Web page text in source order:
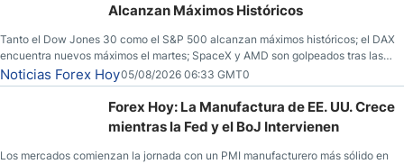
Alcanzan Máximos Históricos
Tanto el Dow Jones 30 como el S&P 500 alcanzan máximos históricos; el DAX
encuentra nuevos máximos el martes; SpaceX y AMD son golpeados tras las
llamadas de ganancias; el petróleo crudo cae por debajo de los $80 con nuevas
esperanzas; el dólar estadounidense continúa intentando estabilizarse frente al
yen; el peso mexicano ve un repunte a medida que las tasas caen en EE. UU.
Noticias Forex Hoy05/08/2026 06:33 GMT0
Forex Hoy: La Manufactura de EE. UU. Crece
mientras la Fed y el BoJ Intervienen
Los mercados comienzan la jornada con un PMI manufacturero más sólido en